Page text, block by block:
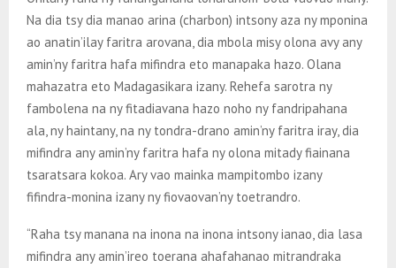
Na dia tsy dia manao arina (charbon) intsony aza ny mponina
ao anatin’ilay faritra arovana, dia mbola misy olona avy any
amin’ny faritra hafa mifindra eto manapaka hazo. Olana
mahazatra eto Madagasikara izany. Rehefa sarotra ny
fambolena na ny fitadiavana hazo noho ny fandripahana
ala, ny haintany, na ny tondra-drano amin’ny faritra iray, dia
mifindra any amin’ny faritra hafa ny olona mitady fiainana
tsaratsara kokoa. Ary vao mainka mampitombo izany
fifindra-monina izany ny fiovaovan’ny toetrandro.
“Raha tsy manana na inona na inona intsony ianao, dia lasa
mifindra any amin’ireo toerana ahafahanao mitrandraka